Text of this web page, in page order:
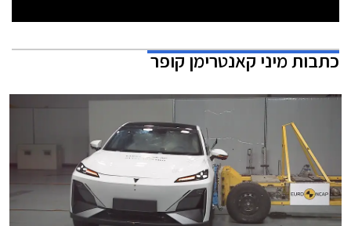
כתבותמיני קאנטרימן קופר